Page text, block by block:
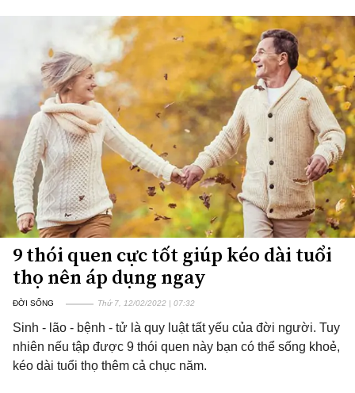
9 thói quen cực tốt giúp kéo dài tuổi
thọ nên áp dụng ngay
ĐỜI SỐNG Thứ 7, 12/02/2022 | 07:32
Sinh - lão - bệnh - tử là quy luật tất yếu của đời người. Tuy
nhiên nếu tập được 9 thói quen này bạn có thể sống khoẻ,
kéo dài tuổi thọ thêm cả chục năm.